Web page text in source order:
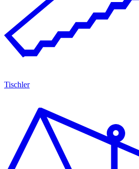
Tischler